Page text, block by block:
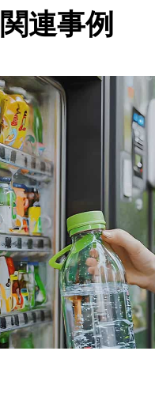
デバッグ
イーサネット
接続性
ブルートゥ
セルラー
Wi-Fi
力
消費電力
関連事例